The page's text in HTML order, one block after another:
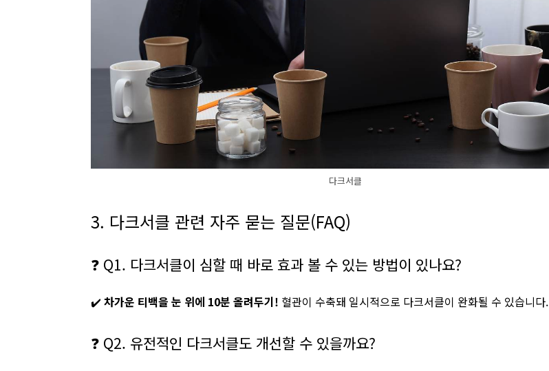
다크서클
3. 다크서클 관련 자주 묻는 질문(FAQ)
❓ Q1. 다크서클이 심할 때 바로 효과 볼 수 있는 방법이 있나요?
✔️ 차가운 티백을 눈 위에 10분 올려두기! 혈관이 수축돼 일시적으로 다크서클이 완화될 수 있습니다.
❓ Q2. 유전적인 다크서클도 개선할 수 있을까요?